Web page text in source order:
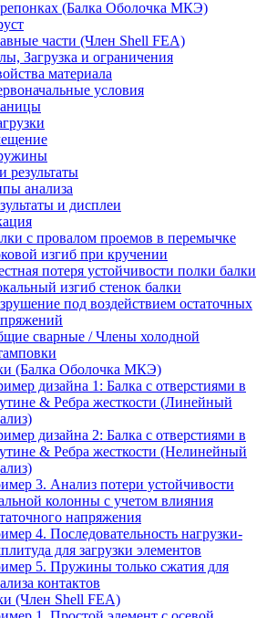
(Балка Оболочка МКЭ)
части (Член Shell FEA)
Загрузка и ограничения
материала
условия
результаты
анализа
и дисплеи
с провалом проемов в перемычке
изгиб при кручении
потеря устойчивости полки балки
изгиб стенок балки
под воздействием остаточных
сварные / Члены холодной
(Балка Оболочка МКЭ)
дизайна 1: Балка с отверстиями в
& Ребра жесткости (Линейный
дизайна 2: Балка с отверстиями в
& Ребра жесткости (Нелинейный
3. Анализ потери устойчивости
колонны с учетом влияния
напряжения
4. Последовательность нагрузки-
для загрузки элементов
5. Пружины только сжатия для
контактов
(Член Shell FEA)